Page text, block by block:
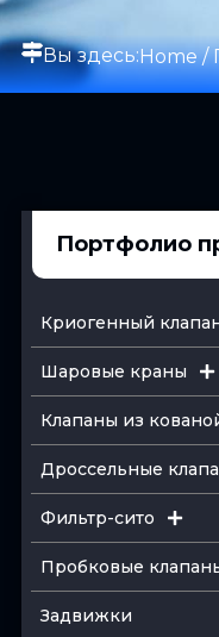
Вы здесь:Home/
Портфолио
Криогенный
Шаровые краны
Клапаны из
Дроссельные
Фильтр-сито
Пробковые
Задвижки